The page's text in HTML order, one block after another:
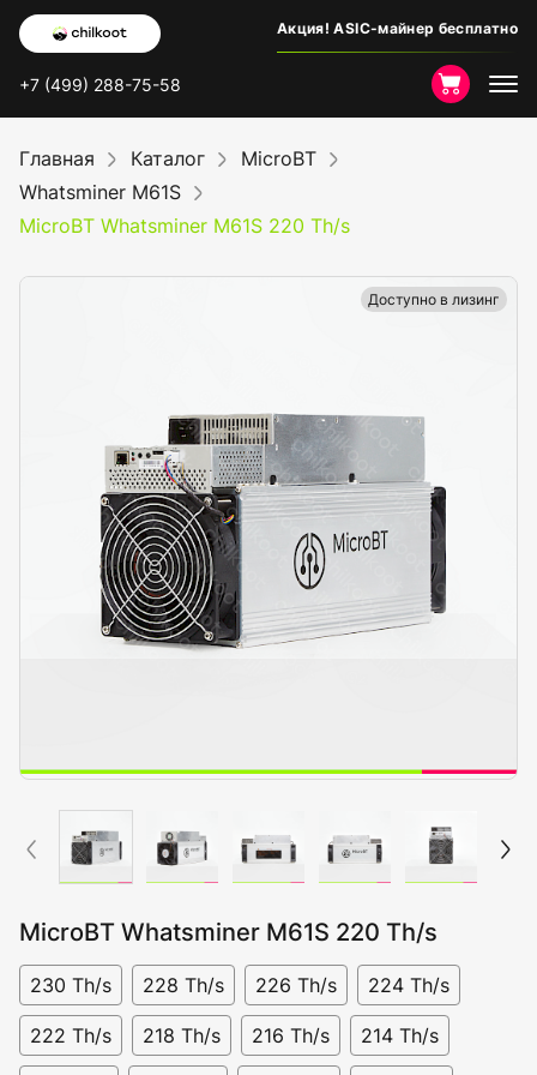
Акция! ASIC-майнер бесплатно
+7 (499) 288-75-58
Главная Каталог
MicroBT
Whatsminer M61S
MicroBT Whatsminer M61S 220 Th/s
Доступно в лизинг
MicroBT Whatsminer M61S 220 Th/s
230 Th/s 228 Th/s 226 Th/s 224 Th/s
222 Th/s 218 Th/s 216 Th/s 214 Th/s